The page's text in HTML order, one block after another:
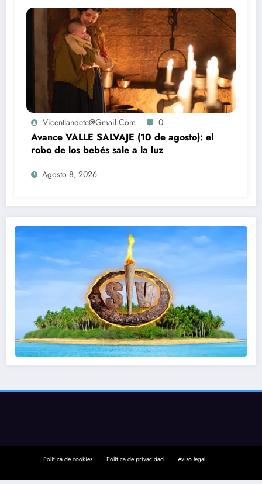
Vicentlandete@gmail.com 0
Avance VALLE SALVAJE (10 de agosto): el
robo de los bebés sale a la luz
Agosto 8, 2026
Política de cookies Política de privacidad Aviso legal